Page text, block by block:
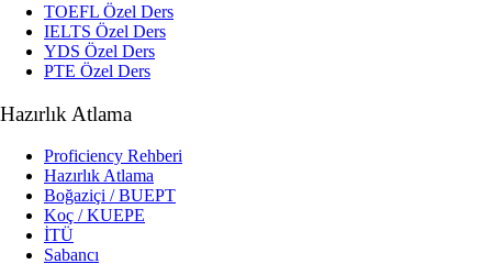
TOEFL Özel Ders
IELTS Özel Ders
YDS Özel Ders
PTE Özel Ders
Hazırlık Atlama
Proficiency Rehberi
Hazırlık Atlama
Boğaziçi / BUEPT
Koç / KUEPE
İTÜ
Sabancı